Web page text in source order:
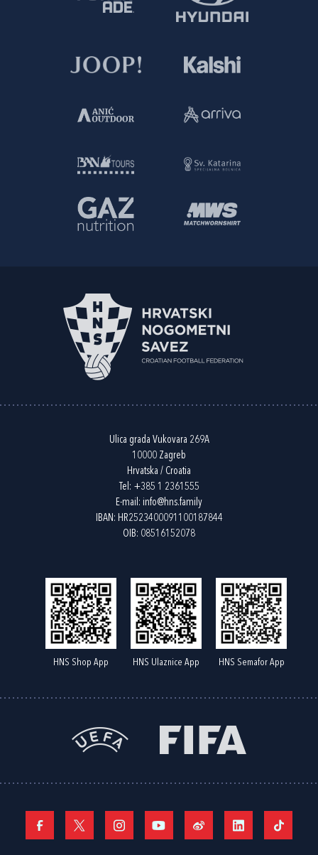
Ulica grada Vukovara 269A
10000 Zagreb
Hrvatska / Croatia
Tel: +385 1 2361555
E-mail: info@hns.family
IBAN: HR2523400091100187844
OIB: 08516152078
HNS Shop App HNS Ulaznice App HNS Semafor App